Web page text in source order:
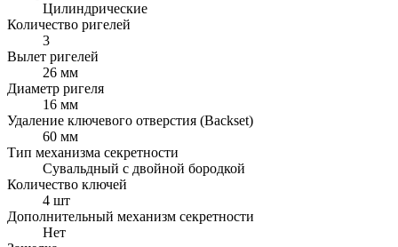
Цилиндрические
Количество ригелей
3
Вылет ригелей
26 мм
Диаметр ригеля
16 мм
Удаление ключевого отверстия (Backset)
60 мм
Тип механизма секретности
Сувальдный с двойной бородкой
Количество ключей
4 шт
Дополнительный механизм секретности
Нет